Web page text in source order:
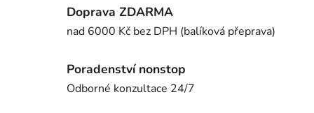
Doprava ZDARMA
nad 6000 Kč bez DPH (balíková přeprava)
Poradenství nonstop
Odborné konzultace 24/7